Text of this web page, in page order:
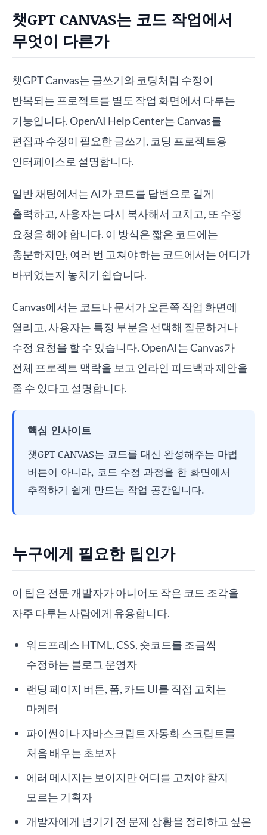
챗GPT CANVAS는 코드 작업에서
무엇이 다른가
챗GPT Canvas는 글쓰기와 코딩처럼 수정이
반복되는 프로젝트를 별도 작업 화면에서 다루는
기능입니다. OpenAI Help Center는 Canvas를
편집과 수정이 필요한 글쓰기, 코딩 프로젝트용
인터페이스로 설명합니다.
일반 채팅에서는 AI가 코드를 답변으로 길게
출력하고, 사용자는 다시 복사해서 고치고, 또 수정
요청을 해야 합니다. 이 방식은 짧은 코드에는
충분하지만, 여러 번 고쳐야 하는 코드에서는 어디가
바뀌었는지 놓치기 쉽습니다.
Canvas에서는 코드나 문서가 오른쪽 작업 화면에
열리고, 사용자는 특정 부분을 선택해 질문하거나
수정 요청을 할 수 있습니다. OpenAI는 Canvas가
전체 프로젝트 맥락을 보고 인라인 피드백과 제안을
줄 수 있다고 설명합니다.
핵심 인사이트
챗GPT CANVAS는 코드를 대신 완성해주는 마법
버튼이 아니라, 코드 수정 과정을 한 화면에서
추적하기 쉽게 만드는 작업 공간입니다.
누구에게 필요한 팁인가
이 팁은 전문 개발자가 아니어도 작은 코드 조각을
자주 다루는 사람에게 유용합니다.
워드프레스 HTML, CSS, 숏코드를 조금씩
수정하는 블로그 운영자
랜딩 페이지 버튼, 폼, 카드 UI를 직접 고치는
마케터
파이썬이나 자바스크립트 자동화 스크립트를
처음 배우는 초보자
에러 메시지는 보이지만 어디를 고쳐야 할지
모르는 기획자
개발자에게 넘기기 전 문제 상황을 정리하고 싶은